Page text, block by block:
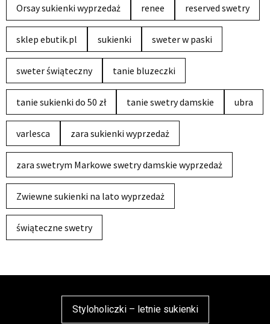
Orsay sukienki wyprzedaż renee reserved swetry
sklep ebutik.pl sukienki sweter w paski
sweter świąteczny tanie bluzeczki
tanie sukienki do 50 zł tanie swetry damskie ubra
varlesca zara sukienki wyprzedaż
zara swetrym Markowe swetry damskie wyprzedaż
Zwiewne sukienki na lato wyprzedaż
świąteczne swetry
Styloholiczki – letnie sukienki